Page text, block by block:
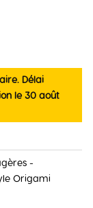
Délai
le 30 août
-
Origami